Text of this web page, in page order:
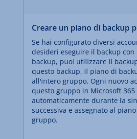
Creare un piano di backup
Se hai configurato diversi
desideri eseguire il backup con
backup, puoi utilizzare il
questo backup, il piano di
all'intero gruppo. Ogni nuovo
questo gruppo in Microsoft
automaticamente durante la
successiva e assegnato al
gruppo.